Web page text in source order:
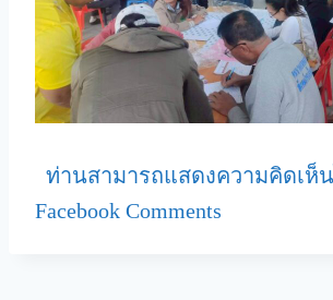
ท่านสามารถแสดงความคิดเห็
Facebook Comments